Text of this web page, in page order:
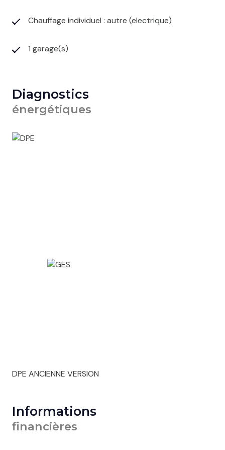
Chauffage individuel : autre (electrique)
1 garage(s)
Diagnostics
énergétiques
DPE ANCIENNE VERSION
Informations
financières